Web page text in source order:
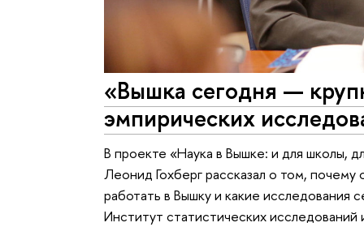
«Вышка сегодня —
эмпирических
В проекте «Наука в Вышке: и для школы,
Леонид Гохберг рассказал о том, почему
работать в Вышку и какие исследования
Институт статистических